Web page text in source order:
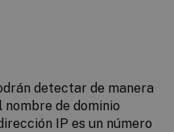
detectar de manera
de dominio
IP es un número